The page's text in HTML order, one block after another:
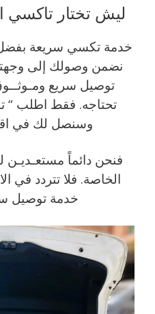
ليش تختار تاكسي
خدمة تكسي سريعة بفضل
نضمن وصولك إلى
توصيل سريع
تحتاجه. فقط اطلب “
وسنصل لك في اقل من
فنحن دائماً مستعـديـن
الخاصة. فلا تتردد في
خدمة توصيل